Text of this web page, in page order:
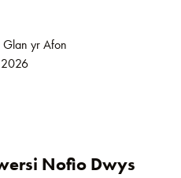
Glan yr Afon
2026
Nofio Dwys